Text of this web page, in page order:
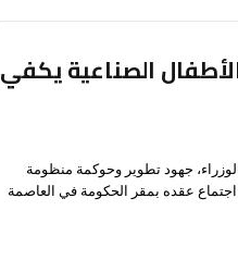
الصناعية يكفي
جهود تطوير وحوكمة منظومة
عقده بمقر الحكومة في العاصمة